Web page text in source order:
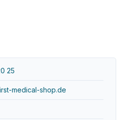
25
medical-shop.de